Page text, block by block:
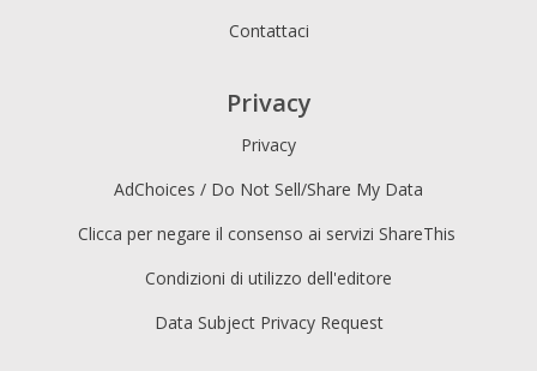
Contattaci
Privacy
Privacy
AdChoices / Do Not Sell/Share My Data
Clicca per negare il consenso ai servizi ShareThis
Condizioni di utilizzo dell'editore
Data Subject Privacy Request